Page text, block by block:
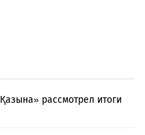
рассмотрел итоги